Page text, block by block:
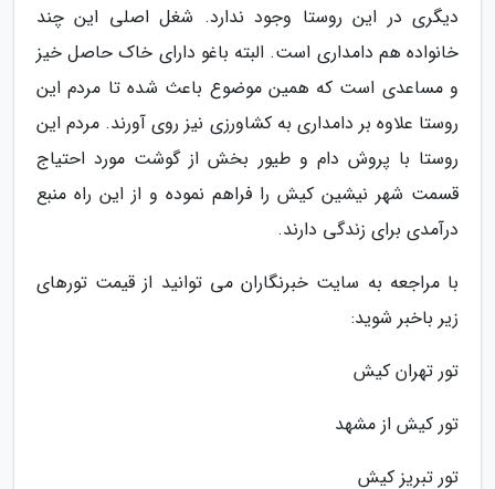
دیگری در این روستا وجود ندارد. شغل اصلی این چند
خانواده هم دامداری است. البته باغو دارای خاک حاصل خیز
و مساعدی است که همین موضوع باعث شده تا مردم این
روستا علاوه بر دامداری به کشاورزی نیز روی آورند. مردم این
روستا با پروش دام و طیور بخش از گوشت مورد احتیاج
قسمت شهر نیشین کیش را فراهم نموده و از این راه منبع
درآمدی برای زندگی دارند.
با مراجعه به سایت خبرنگاران می توانید از قیمت تورهای
زیر باخبر شوید:
تور تهران کیش
تور کیش از مشهد
تور تبریز کیش